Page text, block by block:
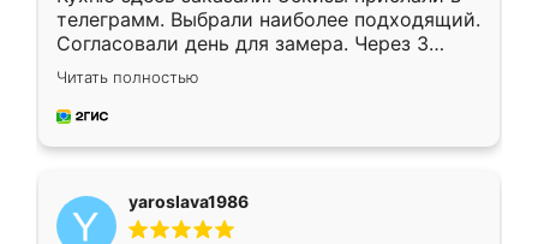
телеграмм. Выбрали наиболее подходящий.
Согласовали день для замера. Через 3
недели кухня была уже готова. Остались
довольны работой. Спасибо Ренессанс
мебель за качественную работу!
Читать полностью
yaroslava1986